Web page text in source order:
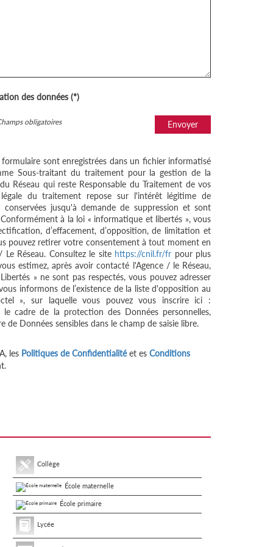
des données (*)
Envoyer
obligatoires
sont enregistrées dans un fichier informatisé
Sous-traitant du traitement pour la gestion de la
Réseau qui reste Responsable du Traitement de vos
légale du traitement repose sur l'intérêt légitime de
jusqu'à demande de suppression et sont
à la loi « informatique et libertés », vous
d’effacement, d’opposition, de limitation et
pouvez retirer votre consentement à tout moment en
Réseau. Consultez le site https://cnil.fr/fr pour plus
estimez, après avoir contacté l'Agence / le Réseau,
» ne sont pas respectés, vous pouvez adresser
informons de l’existence de la liste d'opposition au
», sur laquelle vous pouvez vous inscrire ici :
le cadre de la protection des Données personnelles,
de Données sensibles dans le champ de saisie libre.
les Politiques de Confidentialitéet es Conditions
Collège
École maternelle
École primaire
Lycée